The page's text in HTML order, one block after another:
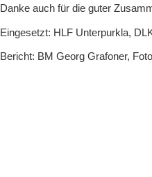
Danke auch für die guter
Eingesetzt: HLF Unterpurkla,
Bericht: BM Georg Grafoner,